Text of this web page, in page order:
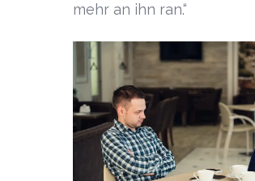
mehr an ihn ran.“